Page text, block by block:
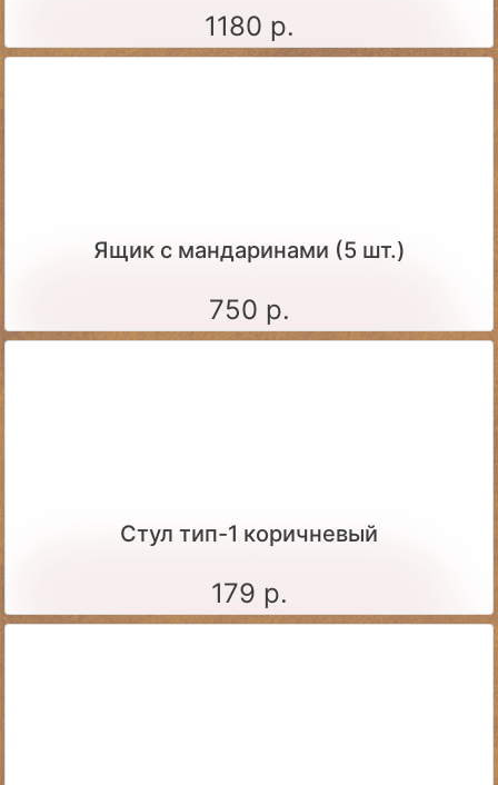
1180 р.
Ящик c мандаринами (5 шт.)
750 р.
Стул тип-1 коричневый
179 р.